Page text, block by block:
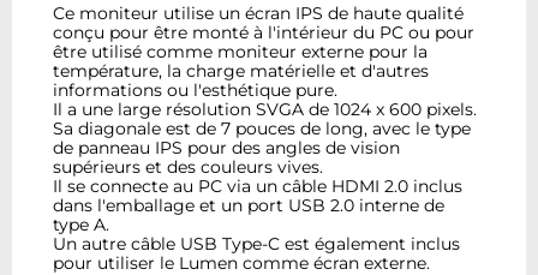
Ce moniteur utilise un écran IPS de haute qualité
conçu pour être monté à l'intérieur du PC ou pour
être utilisé comme moniteur externe pour la
température, la charge matérielle et d'autres
informations ou l'esthétique pure.
Il a une large résolution SVGA de 1024 x 600 pixels.
Sa diagonale est de 7 pouces de long, avec le type
de panneau IPS pour des angles de vision
supérieurs et des couleurs vives.
Il se connecte au PC via un câble HDMI 2.0 inclus
dans l'emballage et un port USB 2.0 interne de
type A.
Un autre câble USB Type-C est également inclus
pour utiliser le Lumen comme écran externe.